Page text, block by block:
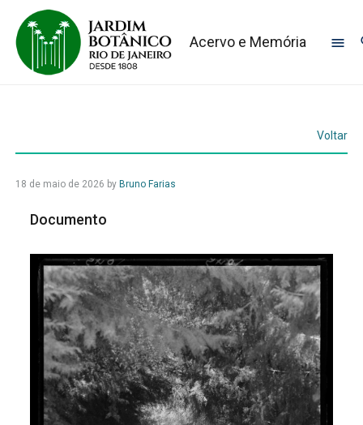
Acervo e Memória
Voltar
18 de maio de 2026 by Bruno Farias
Documento